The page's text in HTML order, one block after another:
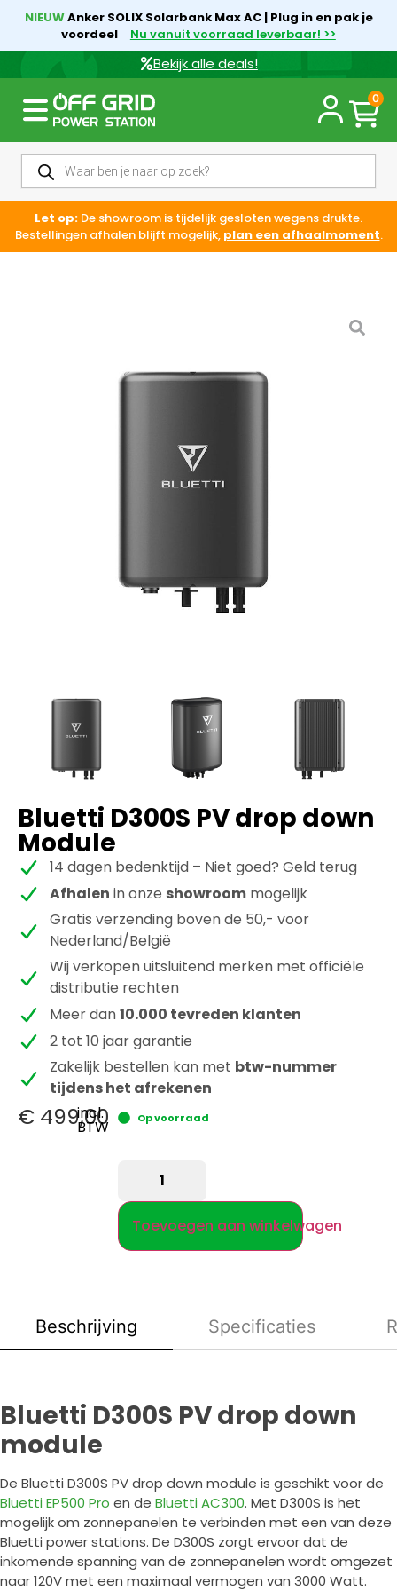
NIEUWAnker SOLIX Solarbank Max AC | Plug in en pak je
voordeel
Nu vanuit voorraad leverbaar! >>
Bekijk alle deals!
0
Let op: De showroom is tijdelijk gesloten wegens drukte.
Bestellingen afhalen blijft mogelijk, plan een afhaalmoment.
Bluetti D300S PV drop down
Module
14 dagen bedenktijd – Niet goed? Geld terug
Afhalen in onze showroom mogelijk
Gratis verzending boven de 50,- voor
Nederland/België
Wij verkopen uitsluitend merken met officiële
distributie rechten
Meer dan10.000 tevreden klanten
2 tot 10 jaar garantie
Zakelijk bestellen kan met btw-nummer
tijdens het afrekenen
€ 499,00
incl.
BTW Op voorraad
Toevoegen aan winkelwagen
Beschrijving Specificaties
Bluetti D300S PV drop down
module
De Bluetti D300S PV drop down module is geschikt voor de
Bluetti EP500 Pro en de Bluetti AC300. Met D300S is het
mogelijk om zonnepanelen te verbinden met een van deze
Bluetti power stations. De D300S zorgt ervoor dat de
inkomende spanning van de zonnepanelen wordt omgezet
naar 120V met een maximaal vermogen van 3000 Watt.